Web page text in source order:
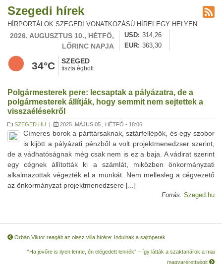
Szegedi hírek
HÍRPORTÁLOK SZEGEDI VONATKOZÁSÚ HÍREI EGY HELYEN
2026. AUGUSZTUS 10., HÉTFŐ,
LŐRINC NAPJA
USD
314,26
EUR
363,30
34°C SZEGED
tiszta égbolt
Polgármesterek pere: lecsaptak a pályázatra, de a
polgármesterek állítják, hogy semmit nem sejtettek a
visszaélésekről
SZEGED.HU | 2025. MÁJUS 05., HÉTFŐ - 18:06
Címeres borok a párttársaknak, sztárfellépők, és egy szobor
is kijött a pályázati pénzből a volt projektmenedzser szerint,
de a vádhatóságnak még csak nem is ez a baja. A vádirat szerint
egy cégnek állították ki a számlát, miközben önkormányzati
alkalmazottak végezték el a munkát. Nem mellesleg a cégvezető
az önkormányzat projektmenedzsere [...]
Forrás: Szeged.hu
Orbán Viktor reagált az olasz villa hírére: Indulnak a sajtóperek
“Ha jövőre is ilyen lenne, én elégedett lennék” – így látták a szaktanárok a mai
magyarérettségit